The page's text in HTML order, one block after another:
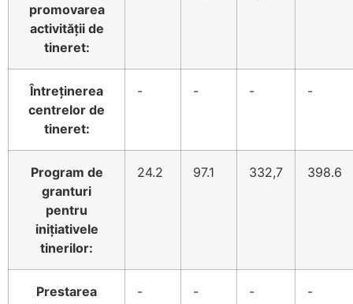
promovarea
activității de
tineret:
Întreținerea
centrelor de
tineret:
- - - -
Program de
granturi
pentru
inițiativele
tinerilor:
24.2 97.1 332,7 398.6
Prestarea
- - - -